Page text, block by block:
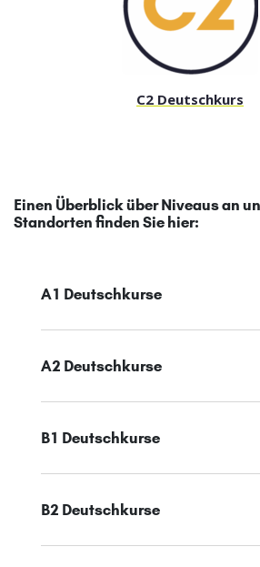
C2 Deutschkurs
Einen Überblick über Niveaus an
Standorten finden Sie hier:
A1 Deutschkurse
A2 Deutschkurse
B1 Deutschkurse
B2 Deutschkurse